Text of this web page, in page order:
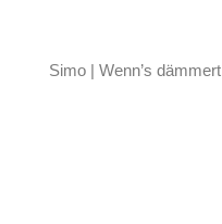
Simo | Wenn’s dämmert